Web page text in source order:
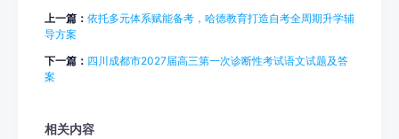
上一篇： 依托多元体系赋能备考，哈德教育打造自考全周期升学辅
导方案
下一篇： 四川成都市2027届高三第一次诊断性考试语文试题及答
案
相关内容